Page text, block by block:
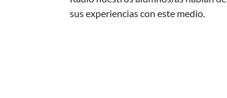
sus experiencias con este medio.